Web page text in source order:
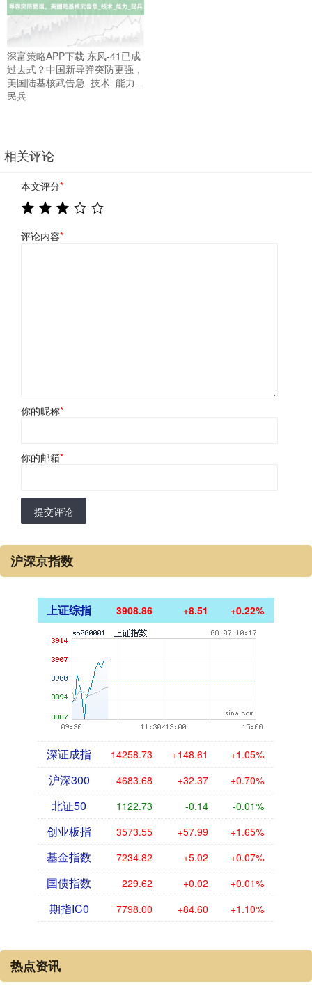
深富策略APP下载 东风-41已成
过去式？中国新导弹突防更强，
美国陆基核武告急_技术_能力_
民兵
相关评论
本文评分*
评论内容*
你的昵称*
你的邮箱*
提交评论
沪深京指数
上证综指 3908.86 +8.51 +0.22%
深证成指 14258.73 +148.61 +1.05%
沪深300 4683.68 +32.37 +0.70%
北证50 1122.73 -0.14 -0.01%
创业板指 3573.55 +57.99 +1.65%
基金指数 7234.82 +5.02 +0.07%
国债指数 229.62 +0.02 +0.01%
期指IC0 7798.00 +84.60 +1.10%
热点资讯